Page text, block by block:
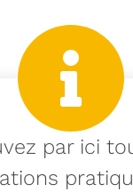
par ici